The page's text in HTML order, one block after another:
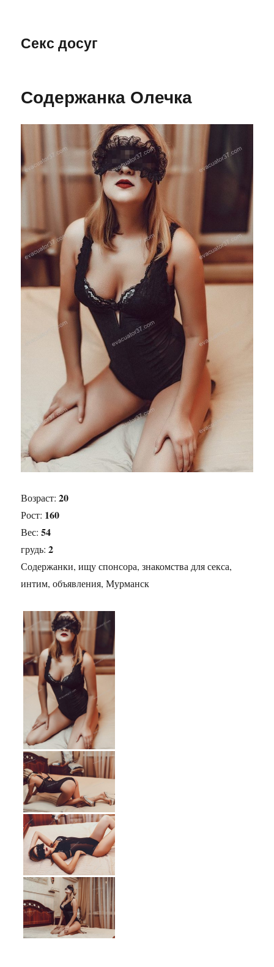
Секс досуг
Содержанка Олечка
Возраст:20
Рост: 160
Вес:54
грудь:2
Содержанки, ищу спонсора, знакомства для секса,
интим, объявления, Мурманск